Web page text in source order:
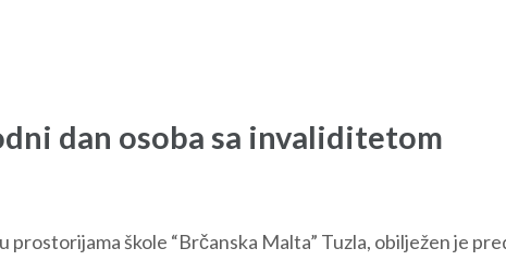
dan osoba sa invaliditetom
škole “Brčanska Malta” Tuzla, obilježen je